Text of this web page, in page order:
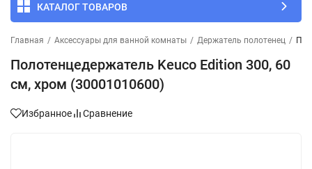
КАТАЛОГ ТОВАРОВ
Главная / Аксессуары для ванной комнаты / Держатель полотенец /
Полотенцедержатель Keuco Edition 300, 60
см, хром (30001010600)
Избранное Сравнение